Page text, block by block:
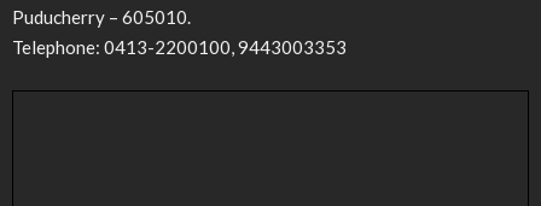
Puducherry – 605010.
Telephone: 0413-2200100, 9443003353